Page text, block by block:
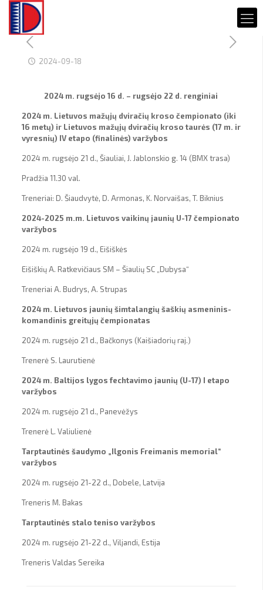
2024-09-18
2024 m. rugsėjo 16 d. – rugsėjo 22 d. renginiai
2024 m. Lietuvos mažųjų dviračių kroso čempionato (iki
16 metų) ir Lietuvos mažųjų dviračių kroso taurės (17 m. ir
vyresnių) IV etapo (finalinės) varžybos
2024 m. rugsėjo 21 d., Šiauliai, J. Jablonskio g. 14 (BMX trasa)
Pradžia 11.30 val.
Treneriai: D. Šiaudvytė, D. Armonas, K. Norvaišas, T. Biknius
2024-2025 m.m. Lietuvos vaikinų jaunių U-17 čempionato
varžybos
2024 m. rugsėjo 19 d., Eišiškės
Eišiškių A. Ratkevičiaus SM – Šiaulių SC „Dubysa“
Treneriai A. Budrys, A. Strupas
2024 m. Lietuvos jaunių šimtalangių šaškių asmeninis-
komandinis greitųjų čempionatas
2024 m. rugsėjo 21 d., Bačkonys (Kaišiadorių raj.)
Trenerė S. Laurutienė
2024 m. Baltijos lygos fechtavimo jaunių (U-17) I etapo
varžybos
2024 m. rugsėjo 21 d., Panevėžys
Trenerė L. Valiulienė
Tarptautinės šaudymo „Ilgonis Freimanis memorial“
varžybos
2024 m. rugsėjo 21-22 d., Dobele, Latvija
Treneris M. Bakas
Tarptautinės stalo teniso varžybos
2024 m. rugsėjo 21-22 d., Viljandi, Estija
Treneris Valdas Sereika